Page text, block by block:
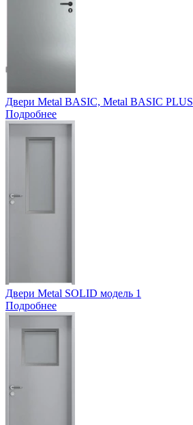
Двери Metal BASIC, Metal BASIC PLUS
Подробнее
Двери Metal SOLID модель 1
Подробнее